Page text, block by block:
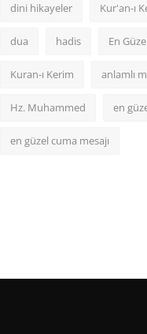
dini hikayeler Kur'an-ı
dua hadis En
Kuran-ı Kerim anlamlı
Hz. Muhammed en
en güzel cuma mesajı